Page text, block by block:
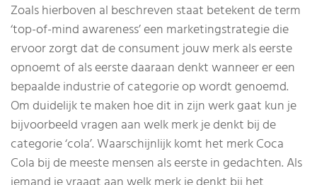
Zoals hierboven al beschreven staat betekent de term
‘top-of-mind awareness’ een marketingstrategie die
ervoor zorgt dat de consument jouw merk als eerste
opnoemt of als eerste daaraan denkt wanneer er een
bepaalde industrie of categorie op wordt genoemd.
Om duidelijk te maken hoe dit in zijn werk gaat kun je
bijvoorbeeld vragen aan welk merk je denkt bij de
categorie ‘cola’. Waarschijnlijk komt het merk Coca
Cola bij de meeste mensen als eerste in gedachten. Als